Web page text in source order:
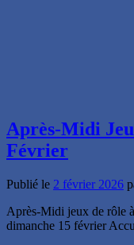
Après-Midi
Février
Publié le 2 février 2026
Après-Midi jeux de rôle
dimanche 15 février